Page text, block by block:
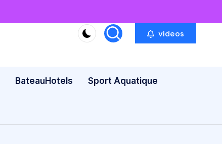
videos
BateauHotels Sport Aquatique